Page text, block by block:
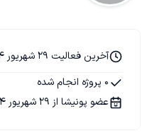
آخرین فعالیت 29 شهریور 1404
0 پروژه انجام شده
عضو پونیشا از 29 شهریور 1404